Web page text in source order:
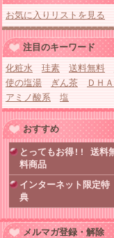
お気に入りリストを見る
注目のキーワード
化粧水
珪素 送料無料
使の塩湯
ぎん茶
ＤＨＡ
アミノ酸系
塩
おすすめ
とってもお得!! 送料
料商品
インターネット限定特
典
メルマガ登録・解除